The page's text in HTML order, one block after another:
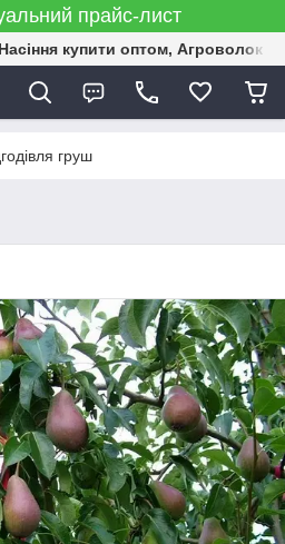
прайс-лист
купити оптом,
груш